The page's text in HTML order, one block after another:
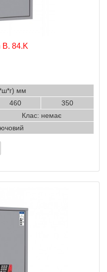
B. 84.K
мм
460
350
Клас: немає